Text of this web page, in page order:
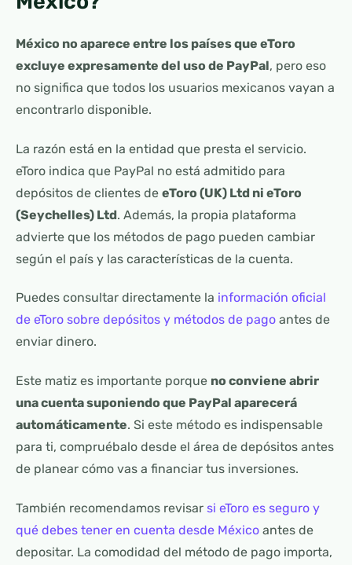
México no aparece entre los países que eToro
excluye expresamente del uso de PayPal, pero eso
no significa que todos los usuarios mexicanos vayan a
encontrarlo disponible.
La razón está en la entidad que presta el servicio.
eToro indica que PayPal no está admitido para
depósitos de clientes de eToro (UK) Ltd ni eToro
(Seychelles) Ltd. Además, la propia plataforma
advierte que los métodos de pago pueden cambiar
según el país y las características de la cuenta.
Puedes consultar directamente la información oficial
de eToro sobre depósitos y métodos de pago antes de
enviar dinero.
Este matiz es importante porque no conviene abrir
una cuenta suponiendo que PayPal aparecerá
automáticamente. Si este método es indispensable
para ti, compruébalo desde el área de depósitos antes
de planear cómo vas a financiar tus inversiones.
También recomendamos revisar si eToro es seguro y
qué debes tener en cuenta desde México antes de
depositar. La comodidad del método de pago importa,